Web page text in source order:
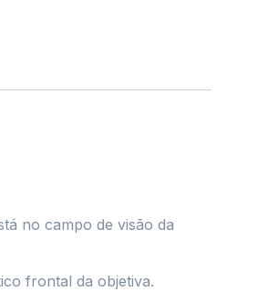
no campo de visão da
frontal da objetiva.